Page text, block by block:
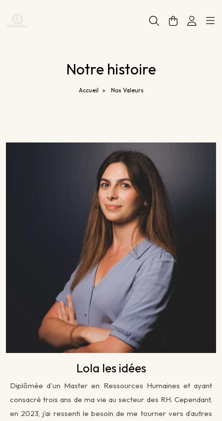
Notre histoire
Accueil > Nos Valeurs
Lola les idées
Diplômée d'un Master en Ressources Humaines et ayant
consacré trois ans de ma vie au secteur des RH. Cependant,
en 2023, j’ai ressenti le besoin de me tourner vers d’autres